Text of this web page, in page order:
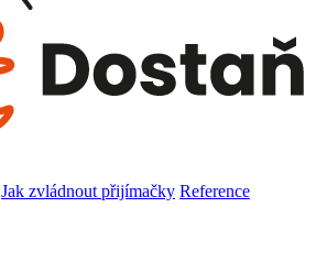
Jak zvládnout přijímačky Reference